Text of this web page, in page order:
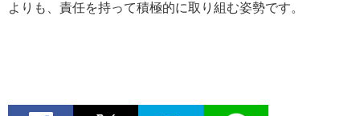
よりも、責任を持って積極的に取り組む姿勢です。